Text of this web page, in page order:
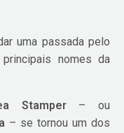
uma passada pelo
nomes da
Stamper– ou
– se tornou um dos